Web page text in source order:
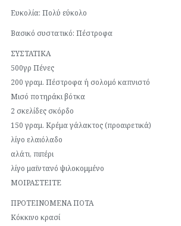
Ευκολία: Πολύ εύκολο
Βασικό συστατικό: Πέστροφα
ΣΥΣΤΑΤΙΚΑ
500γρ Πένες
200 γραμ. Πέστροφα ή σολομό καπνιστό
Μισό ποτηράκι βότκα
2 σκελίδες σκόρδο
150 γραμ. Κρέμα γάλακτος (προαιρετικά)
λίγο ελαιόλαδο
αλάτι, πιπέρι
λίγο μαϊντανό ψιλοκομμένο
ΜΟΙΡΑΣΤΕΙΤΕ
ΠΡΟΤΕΙΝΟΜΕΝΑ ΠΟΤΑ
Κόκκινο κρασί